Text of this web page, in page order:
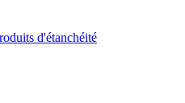
d'étanchéité